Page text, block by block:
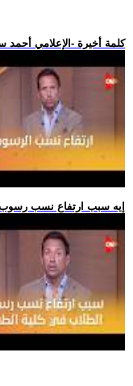
.. كلمة أخيرة -الإعلامي
.. إيه سبب ارتفاع نسب